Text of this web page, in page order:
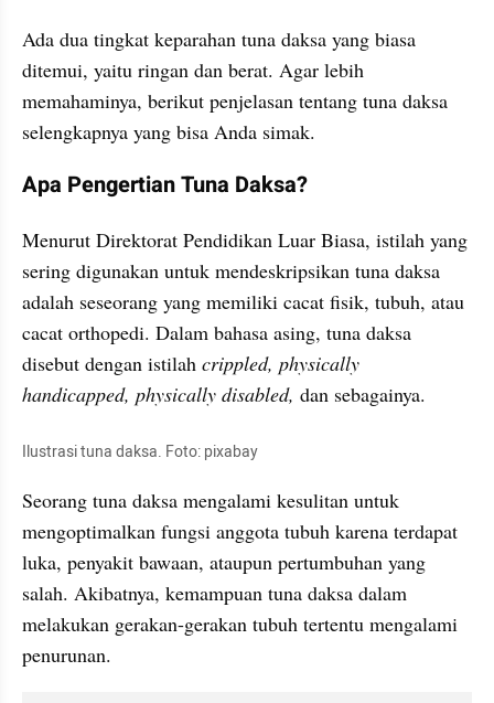
Ada dua tingkat keparahan tuna daksa yang biasa
ditemui, yaitu ringan dan berat. Agar lebih
memahaminya, berikut penjelasan tentang tuna daksa
selengkapnya yang bisa Anda simak.
Apa Pengertian Tuna Daksa?
Menurut Direktorat Pendidikan Luar Biasa, istilah yang
sering digunakan untuk mendeskripsikan tuna daksa
adalah seseorang yang memiliki cacat fisik, tubuh, atau
cacat orthopedi. Dalam bahasa asing, tuna daksa
disebut dengan istilah crippled, physically
handicapped, physically disabled, dan sebagainya.
Ilustrasi tuna daksa. Foto: pixabay
Seorang tuna daksa mengalami kesulitan untuk
mengoptimalkan fungsi anggota tubuh karena terdapat
luka, penyakit bawaan, ataupun pertumbuhan yang
salah. Akibatnya, kemampuan tuna daksa dalam
melakukan gerakan-gerakan tubuh tertentu mengalami
penurunan.